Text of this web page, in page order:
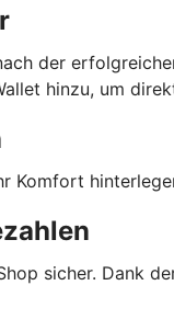
der
hinzu, um
Komfort
sicher. Dank